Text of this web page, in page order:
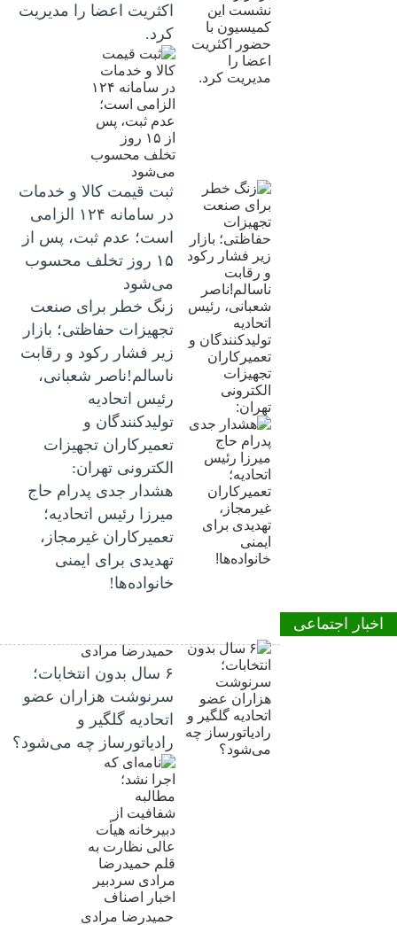
اکثریت اعضا را مدیریت
کرد.
ثبت قیمت کالا و خدمات
در سامانه ۱۲۴ الزامی
است؛ عدم ثبت، پس از
۱۵ روز تخلف محسوب
می‌شود
زنگ خطر برای صنعت
تجهیزات حفاظتی؛ بازار
زیر فشار رکود و رقابت
ناسالم!ناصر شعبانی،
رئیس اتحادیه
تولیدکنندگان و
تعمیرکاران تجهیزات
الکترونی تهران:
هشدار جدی پدرام حاج
میرزا رئیس اتحادیه؛
تعمیرکاران غیرمجاز،
تهدیدی برای ایمنی
خانواده‌ها!
اخبار اجتماعی
حمیدرضا مرادی
۶ سال بدون انتخابات؛
سرنوشت هزاران عضو
اتحادیه گلگیر و
رادیاتورساز چه می‌شود؟
حمیدرضا مرادی